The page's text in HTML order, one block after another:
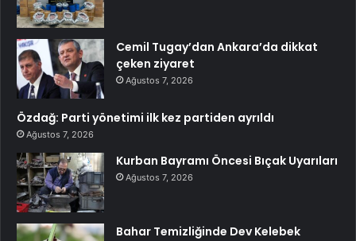
Cemil Tugay’dan Ankara’da dikkat
çeken ziyaret
Ağustos 7, 2026
Özdağ: Parti yönetimi ilk kez partiden ayrıldı
Ağustos 7, 2026
Kurban Bayramı Öncesi Bıçak Uyarıları
Ağustos 7, 2026
Bahar Temizliğinde Dev Kelebek